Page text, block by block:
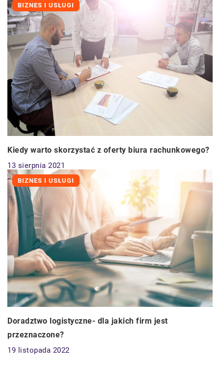
BIZNES I USŁUGI
Kiedy warto skorzystać z oferty biura rachunkowego?
13 sierpnia 2021
BIZNES I USŁUGI
Doradztwo logistyczne- dla jakich firm jest
przeznaczone?
19 listopada 2022